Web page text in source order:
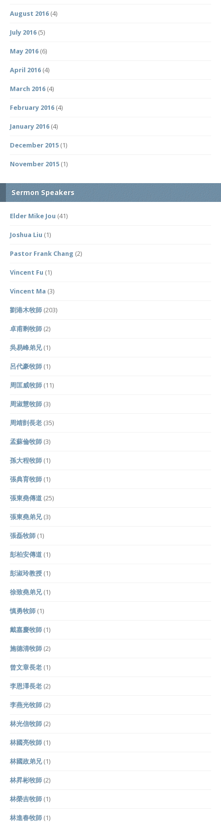
August 2016 (4)
July 2016 (5)
May 2016 (6)
April 2016 (4)
March 2016 (4)
February 2016 (4)
January 2016 (4)
December 2015 (1)
November 2015 (1)
Sermon Speakers
Elder Mike Jou (41)
Joshua Liu (1)
Pastor Frank Chang (2)
Vincent Fu (1)
Vincent Ma (3)
劉港木牧師 (203)
卓甫剩牧師 (2)
吳易峰弟兄(1)
呂代豪牧師 (1)
周匡威牧師 (11)
周淑慧牧師 (3)
周靖剴長老 (35)
孟蘇倫牧師 (3)
孫大程牧師 (1)
張典育牧師 (1)
張東堯傳道 (25)
張東堯弟兄(3)
張磊牧師 (1)
彭柏安傳道 (1)
彭淑玲教授 (1)
徐致堯弟兄(1)
慎勇牧師 (1)
戴嘉慶牧師 (1)
施德清牧師 (2)
曾文章長老 (1)
李恩澤長老 (2)
李燕光牧師 (2)
林光信牧師 (2)
林國亮牧師 (1)
林國政弟兄(1)
林昇彬牧師 (2)
林榮吉牧師 (1)
林進春牧師 (1)